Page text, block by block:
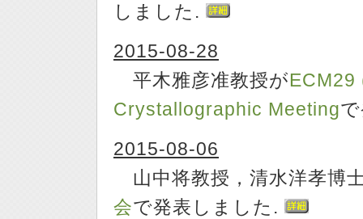
しました.
2015-08-28
平木雅彦准教授が
Crystallographic Meeting
2015-08-06
山中将教授，清水洋孝博
会で発表しました.